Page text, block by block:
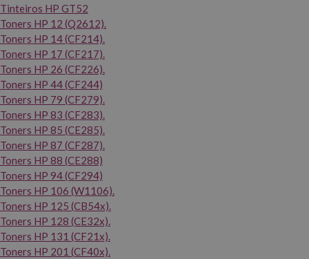
Tinteiros HP GT52
Toners HP 12 (Q2612).
Toners HP 14 (CF214).
Toners HP 17 (CF217).
Toners HP 26 (CF226).
Toners HP 44 (CF244)
Toners HP 79 (CF279).
Toners HP 83 (CF283).
Toners HP 85 (CE285).
Toners HP 87 (CF287).
Toners HP 88 (CE288)
Toners HP 94 (CF294)
Toners HP 106 (W1106).
Toners HP 125 (CB54x).
Toners HP 128 (CE32x).
Toners HP 131 (CF21x).
Toners HP 201 (CF40x).